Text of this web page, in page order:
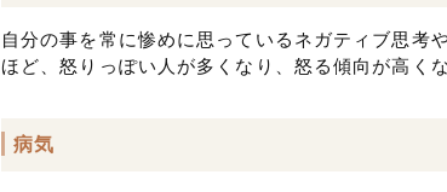
自分の事を常に惨めに思っているネガティブ思考
ほど、怒りっぽい人が多くなり、怒る傾向が高くな
病気